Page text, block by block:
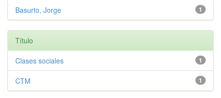
1
Basurto, Jorge
Título
1
Clases sociales
1
CTM